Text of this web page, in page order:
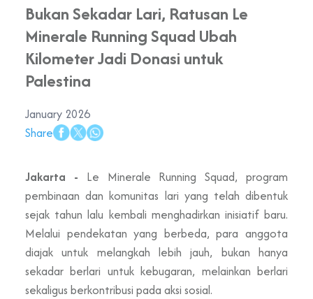
Bukan Sekadar Lari, Ratusan Le
Minerale Running Squad Ubah
Kilometer Jadi Donasi untuk
Palestina
January 2026
Share
Jakarta - Le Minerale Running Squad, program
pembinaan dan komunitas lari yang telah dibentuk
sejak tahun lalu kembali menghadirkan inisiatif baru.
Melalui pendekatan yang berbeda, para anggota
diajak untuk melangkah lebih jauh, bukan hanya
sekadar berlari untuk kebugaran, melainkan berlari
sekaligus berkontribusi pada aksi sosial.